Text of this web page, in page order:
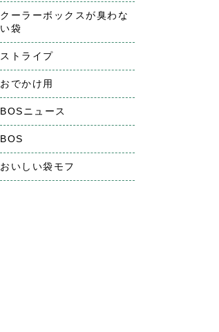
クーラーボックスが臭わな
い袋
ストライプ
おでかけ用
BOSニュース
BOS
おいしい袋モフ